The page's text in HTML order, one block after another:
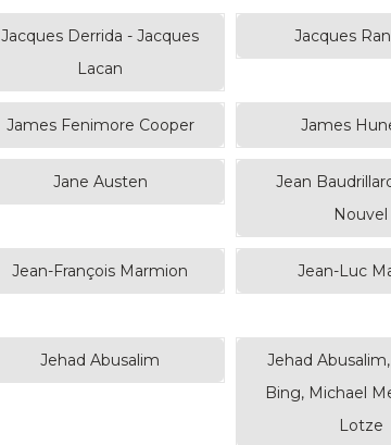
Jacques Derrida - Jacques
Lacan
Jacques
James Fenimore Cooper James
Jane Austen
Jean
Nouvel
Jean-François Marmion Jean-Luc
Jehad Abusalim
Jehad
Bing, Michael
Lotze